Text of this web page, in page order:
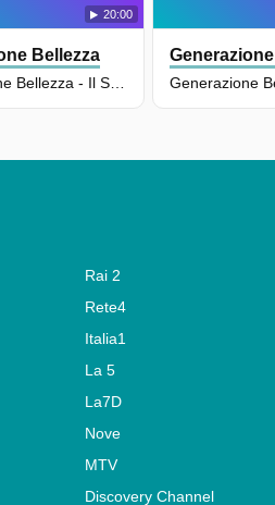
20:00
Bellezza
Rai 2
Rete4
Italia1
La 5
La7D
Nove
MTV
Discovery Channel